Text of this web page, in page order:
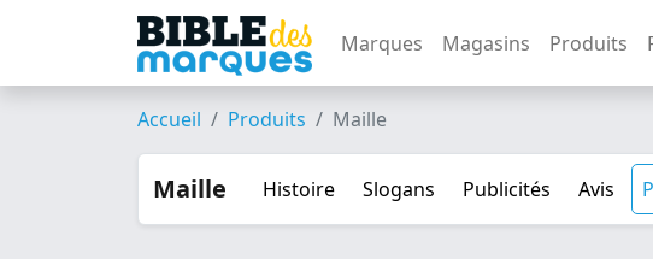
Marques Magasins Produits
Accueil Produits Maille
Maille Histoire Slogans Publicités Avis